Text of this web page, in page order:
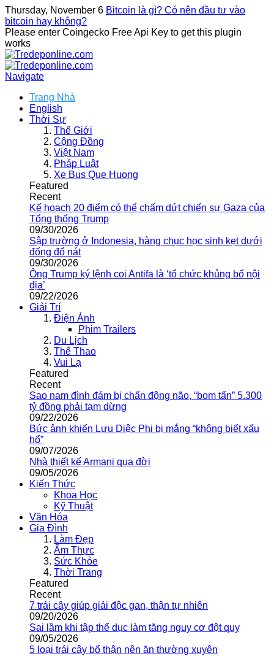
Thursday, November 6 Bitcoin là gì? Có nên đầu tư vào
bitcoin hay không?
Please enter Coingecko Free Api Key to get this plugin
works
Navigate
Trang Nhà
English
Thời Sự
Thế Giới
Cộng Đồng
Việt Nam
Pháp Luật
Xe Bus Que Huong
Featured
Recent
Kế hoạch 20 điểm có thể chấm dứt chiến sự Gaza của
Tổng thống Trump
09/30/2026
Sập trường ở Indonesia, hàng chục học sinh kẹt dưới
đống đổ nát
09/30/2026
Ông Trump ký lệnh coi Antifa là ‘tổ chức khủng bố nội
địa’
09/22/2026
Giải Trí
Điện Ảnh
Phim Trailers
Du Lịch
Thể Thao
Vui Lạ
Featured
Recent
Sao nam đình đám bị chấn động não, “bom tấn” 5.300
tỷ đồng phải tạm dừng
09/22/2026
Bức ảnh khiến Lưu Diệc Phi bị mắng “không biết xấu
hổ”
09/07/2026
Nhà thiết kế Armani qua đời
09/05/2026
Kiến Thức
Khoa Học
Kỹ Thuật
Văn Hóa
Gia Đình
Làm Đẹp
Ẩm Thực
Sức Khỏe
Thời Trang
Featured
Recent
7 trái cây giúp giải độc gan, thận tự nhiên
09/20/2026
Sai lầm khi tập thể dục làm tăng nguy cơ đột quỵ
09/05/2026
5 loại trái cây bổ thận nên ăn thường xuyên